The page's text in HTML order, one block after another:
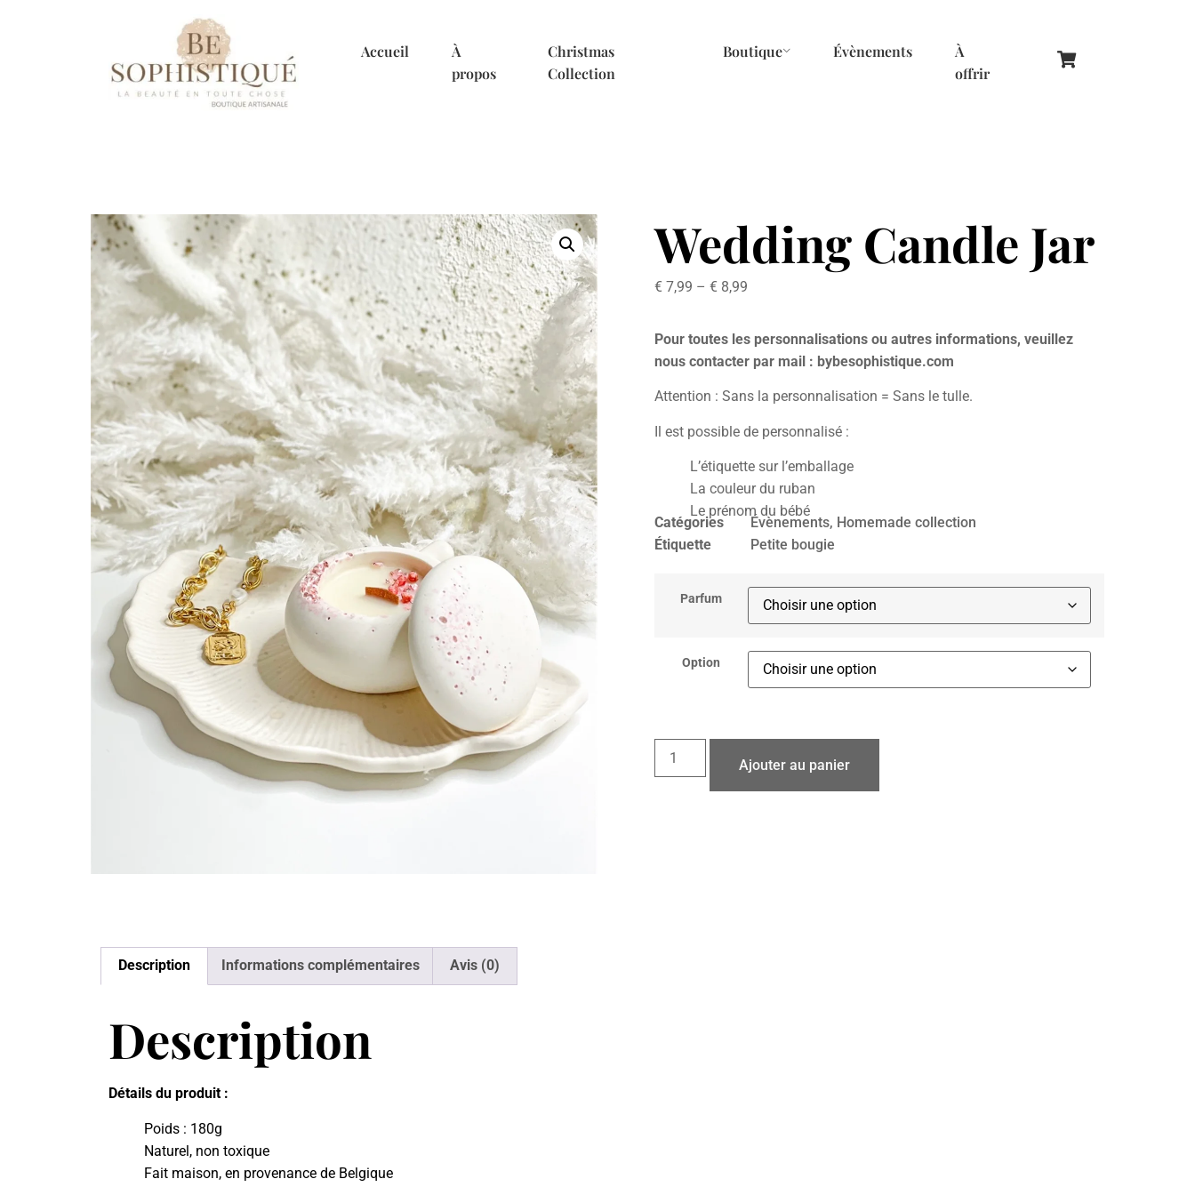
Accueil
À
propos
Christmas
Collection
Boutique Évènements
À
offrir
Wedding Candle Jar
€ 7,99 – € 8,99
Pour toutes les personnalisations ou autres informations, veuillez
nous contacter par mail : bybesophistique.com
Attention : Sans la personnalisation = Sans le tulle.
Il est possible de personnalisé :
L’étiquette sur l’emballage
La couleur du ruban
Le prénom du bébé
Catégories Évènements, Homemade collection
Étiquette
Petite bougie
Parfum
Option
Ajouter au panier
Description Informations complémentaires Avis (0)
Description
Détails du produit :
Poids : 180g
Naturel, non toxique
Fait maison, en provenance de Belgique